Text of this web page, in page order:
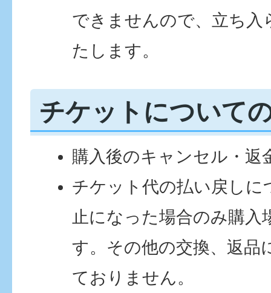
できませんので、立ち
たします。
チケットについて
購入後のキャンセル・返
チケット代の払い戻しに
止になった場合のみ購入
す。その他の交換、返品
ておりません。